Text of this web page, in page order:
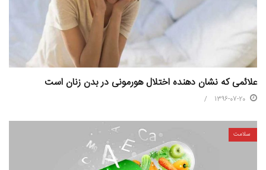
علائمی که نشان دهنده اختلال هورمونی در بدن زنان است
1396-07-20
سلامت